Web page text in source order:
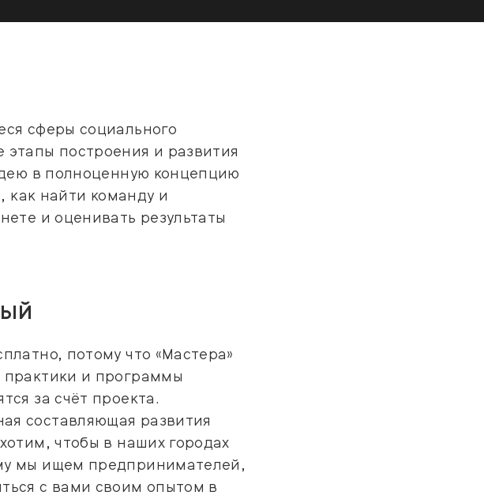
сферы социального
построения и развития
в полноценную концепцию
как найти команду и
и оценивать результаты
потому что «Мастера»
и программы
за счёт проекта.
составляющая развития
чтобы в наших городах
мы ищем предпринимателей,
с вами своим опытом в